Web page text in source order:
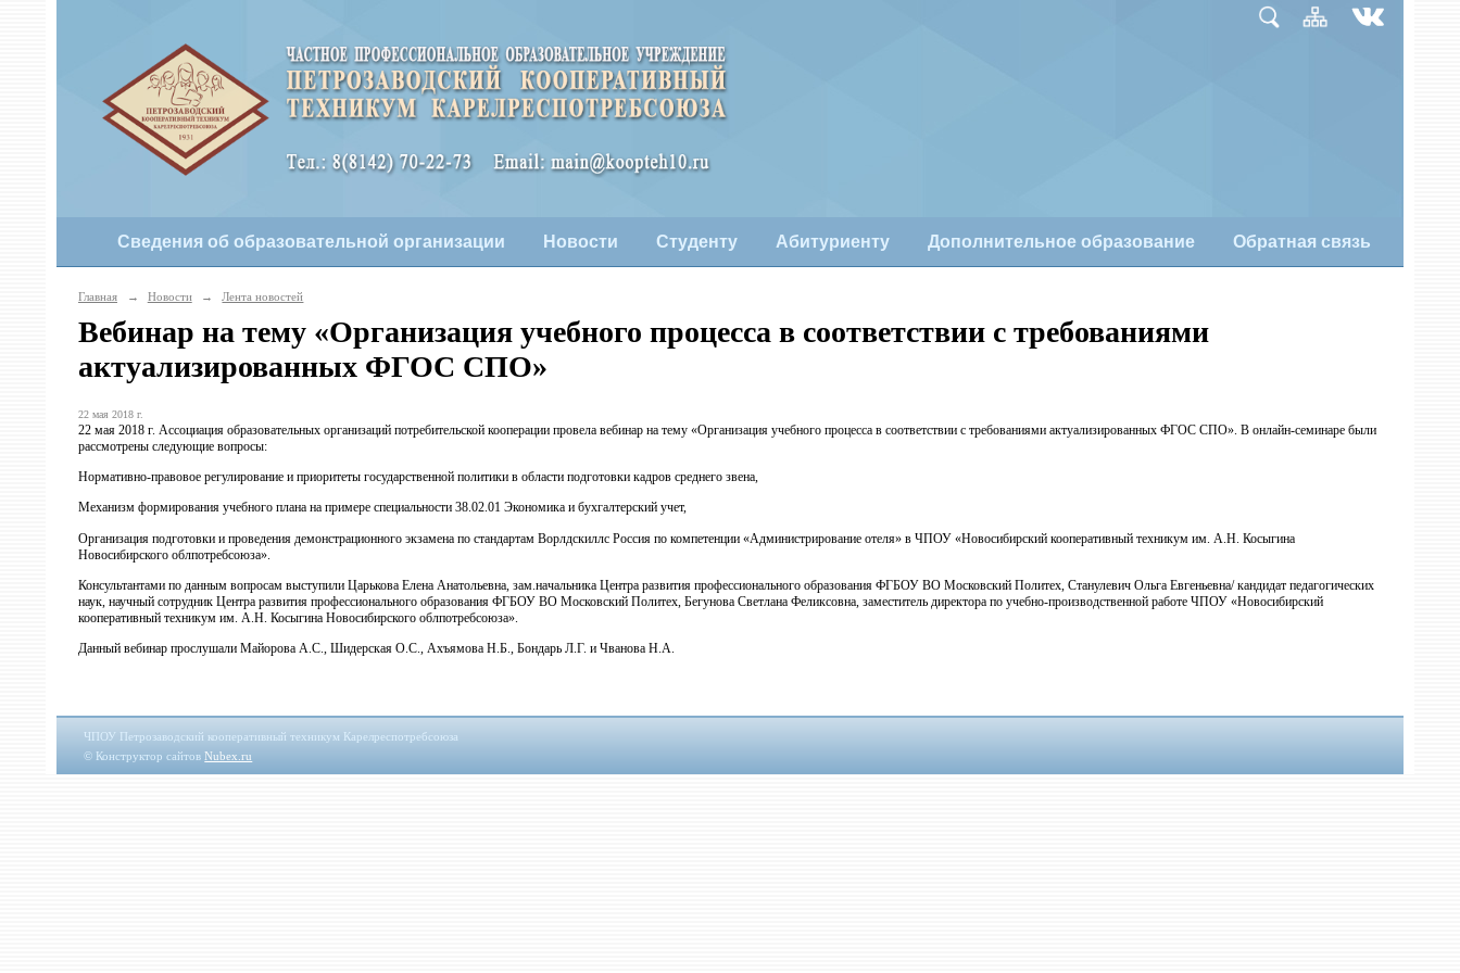
Сведения об образовательной организации Новости Студенту Абитуриенту Дополнительное образование Обратная связь
Главная → Новости → Лента новостей
Вебинар на тему «Организация учебного процесса в соответствии с требованиями
актуализированных ФГОС СПО»
22 мая 2018 г.
22 мая 2018 г. Ассоциация образовательных организаций потребительской кооперации провела вебинар на тему «Организация учебного процесса в соответствии с требованиями актуализированных ФГОС СПО». В онлайн-семинаре были
рассмотрены следующие вопросы:
Нормативно-правовое регулирование и приоритеты государственной политики в области подготовки кадров среднего звена,
Механизм формирования учебного плана на примере специальности 38.02.01 Экономика и бухгалтерский учет,
Организация подготовки и проведения демонстрационного экзамена по стандартам Ворлдскиллс Россия по компетенции «Администрирование отеля» в ЧПОУ «Новосибирский кооперативный техникум им. А.Н. Косыгина
Новосибирского облпотребсоюза».
Консультантами по данным вопросам выступили Царькова Елена Анатольевна, зам.начальника Центра развития профессионального образования ФГБОУ ВО Московский Политех, Станулевич Ольга Евгеньевна/ кандидат педагогических
наук, научный сотрудник Центра развития профессионального образования ФГБОУ ВО Московский Политех, Бегунова Светлана Феликсовна, заместитель директора по учебно-производственной работе ЧПОУ «Новосибирский
кооперативный техникум им. А.Н. Косыгина Новосибирского облпотребсоюза».
Данный вебинар прослушали Майорова А.С., Шидерская О.С., Ахъямова Н.Б., Бондарь Л.Г. и Чванова Н.А.
ЧПОУ Петрозаводский кооперативный техникум Карелреспотребсоюза
© Конструктор сайтовNubex.ru